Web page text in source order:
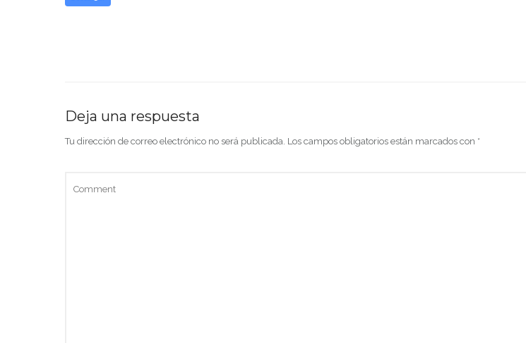
Deja una respuesta
Tu dirección de correo electrónico no será publicada. Los campos obligatorios están marcados con *